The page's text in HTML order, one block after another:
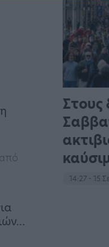
Στους
14:27 - 15